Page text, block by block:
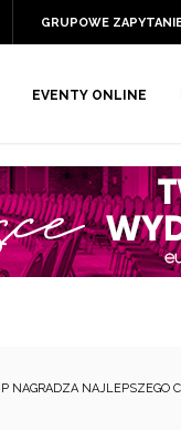
GRUPOWE
EVENTY ONLINE
NAGRADZA